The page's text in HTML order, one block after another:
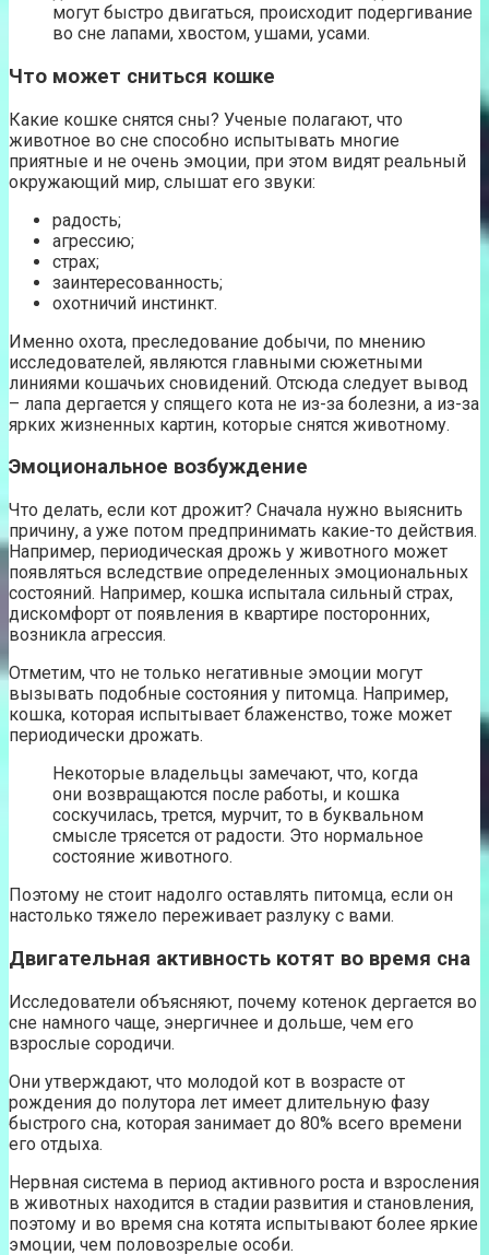
могут быстро двигаться, происходит подергивание
во сне лапами, хвостом, ушами, усами.
Что может сниться кошке
Какие кошке снятся сны? Ученые полагают, что
животное во сне способно испытывать многие
приятные и не очень эмоции, при этом видят реальный
окружающий мир, слышат его звуки:
радость;
агрессию;
страх;
заинтересованность;
охотничий инстинкт.
Именно охота, преследование добычи, по мнению
исследователей, являются главными сюжетными
линиями кошачьих сновидений. Отсюда следует вывод
– лапа дергается у спящего кота не из-за болезни, а из-за
ярких жизненных картин, которые снятся животному.
Эмоциональное возбуждение
Что делать, если кот дрожит? Сначала нужно выяснить
причину, а уже потом предпринимать какие-то действия.
Например, периодическая дрожь у животного может
появляться вследствие определенных эмоциональных
состояний. Например, кошка испытала сильный страх,
дискомфорт от появления в квартире посторонних,
возникла агрессия.
Отметим, что не только негативные эмоции могут
вызывать подобные состояния у питомца. Например,
кошка, которая испытывает блаженство, тоже может
периодически дрожать.
Некоторые владельцы замечают, что, когда
они возвращаются после работы, и кошка
соскучилась, трется, мурчит, то в буквальном
смысле трясется от радости. Это нормальное
состояние животного.
Поэтому не стоит надолго оставлять питомца, если он
настолько тяжело переживает разлуку с вами.
Двигательная активность котят во время сна
Исследователи объясняют, почему котенок дергается во
сне намного чаще, энергичнее и дольше, чем его
взрослые сородичи.
Они утверждают, что молодой кот в возрасте от
рождения до полутора лет имеет длительную фазу
быстрого сна, которая занимает до 80% всего времени
его отдыха.
Нервная система в период активного роста и взросления
в животных находится в стадии развития и становления,
поэтому и во время сна котята испытывают более яркие
эмоции, чем половозрелые особи.